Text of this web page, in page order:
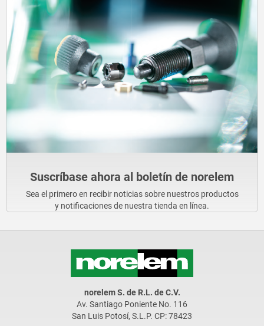
Suscríbase ahora al boletín de norelem
Sea el primero en recibir noticias sobre nuestros productos
y notificaciones de nuestra tienda en línea.
norelem S. de R.L. de C.V.
Av. Santiago Poniente No. 116
San Luis Potosí, S.L.P. CP: 78423